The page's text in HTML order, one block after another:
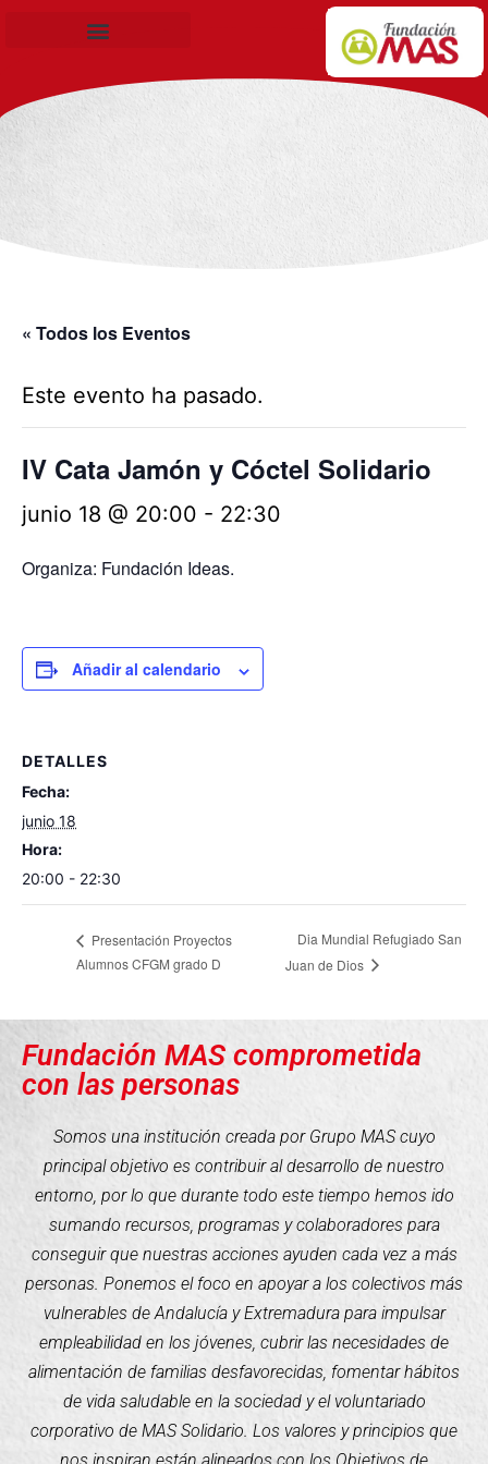
« Todos los Eventos
Este evento ha pasado.
IV Cata Jamón y Cóctel Solidario
junio 18 @ 20:00 - 22:30
Organiza: Fundación Ideas.
Añadir al calendario
DETALLES
Fecha:
junio 18
Hora:
20:00 - 22:30
Presentación Proyectos
Alumnos CFGM grado D
Dia Mundial Refugiado San
Juan de Dios
Fundación MAS comprometida
con las personas
Somos una institución creada por Grupo MAS cuyo
principal objetivo es contribuir al desarrollo de nuestro
entorno, por lo que durante todo este tiempo hemos ido
sumando recursos, programas y colaboradores para
conseguir que nuestras acciones ayuden cada vez a más
personas. Ponemos el foco en apoyar a los colectivos más
vulnerables de Andalucía y Extremadura para impulsar
empleabilidad en los jóvenes, cubrir las necesidades de
alimentación de familias desfavorecidas, fomentar hábitos
de vida saludable en la sociedad y el voluntariado
corporativo de MAS Solidario. Los valores y principios que